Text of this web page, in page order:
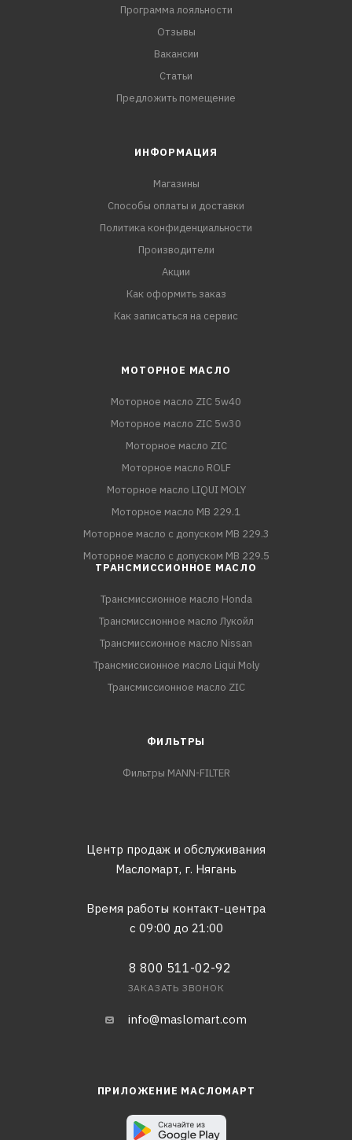
Программа лояльности
Отзывы
Вакансии
Статьи
Предложить помещение
ИНФОРМАЦИЯ
Магазины
Способы оплаты и доставки
Политика конфиденциальности
Производители
Акции
Как оформить заказ
Как записаться на сервис
МОТОРНОЕ МАСЛО
Моторное масло ZIC 5w40
Моторное масло ZIC 5w30
Моторное масло ZIC
Моторное масло ROLF
Моторное масло LIQUI MOLY
Моторное масло MB 229.1
Моторное масло с допуском MB 229.3
Моторное масло с допуском MB 229.5
ТРАНСМИССИОННОЕ МАСЛО
Трансмиссионное масло Honda
Трансмиссионное масло Лукойл
Трансмиссионное масло Nissan
Трансмиссионное масло Liqui Moly
Трансмиссионное масло ZIC
ФИЛЬТРЫ
Фильтры MANN-FILTER
Центр продаж и обслуживания
Масломарт, г. Нягань
Время работы контакт-центра
с 09:00 до 21:00
8 800 511-02-92
ЗАКАЗАТЬ ЗВОНОК
info@maslomart.com
ПРИЛОЖЕНИЕ МАСЛОМАРТ